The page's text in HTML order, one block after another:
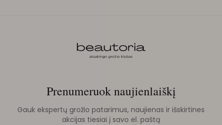
Prenumeruok naujienlaiškį
Gauk ekspertų grožio patarimus, naujienas ir išskirtines
akcijas tiesiai į savo el. paštą